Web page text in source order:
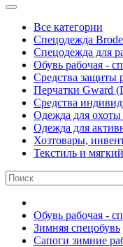
Все категории
Спецодежда
Спецодежда для
Обувь рабочая -
Средства защиты
Перчатки Gward
Средства
Одежда для
Одежда для
Хозтовары,
Текстиль и
Обувь рабочая -
Зимняя спецобувь
Сапоги зимние